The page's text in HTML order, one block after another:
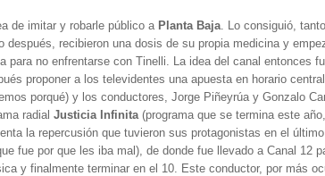
de imitar y robarle público a Planta Baja. Lo consiguió,
después, recibieron una dosis de su propia medicina y
para no enfrentarse con Tinelli. La idea del canal entonces
proponer a los televidentes una apuesta en horario central
porqué) y los conductores, Jorge Piñeyrúa y Gonzalo
radial Justicia Infinita (programa que se termina este
la repercusión que tuvieron sus protagonistas en el
fue por que les iba mal), de donde fue llevado a Canal 12
y finalmente terminar en el 10. Este conductor, por más